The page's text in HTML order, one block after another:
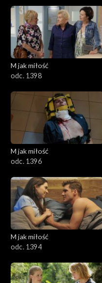
1501–1600
1401–1500
1301–1400
1101–1200
1001–1100
901–1000
801–900
701–800
601–700
401–500
M jak miłość
odc. 1398
M jak miłość
odc. 1396
M jak miłość
odc. 1394